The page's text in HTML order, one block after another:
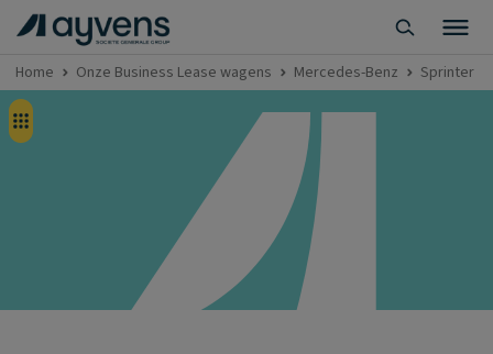
Home Onze Business Lease wagens Mercedes-Benz Sprinter